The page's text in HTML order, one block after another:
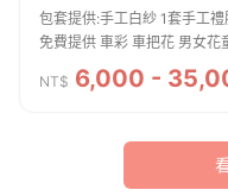
包套提供:手工白紗 1套手工禮服 2套~~ 本月第一次試穿下訂 優惠
免費提供 車彩 車把花 男女
挑選 含清洗 修改 保養費用
元 禮服無損傷歸還時全額...
NT$ 6,000 -